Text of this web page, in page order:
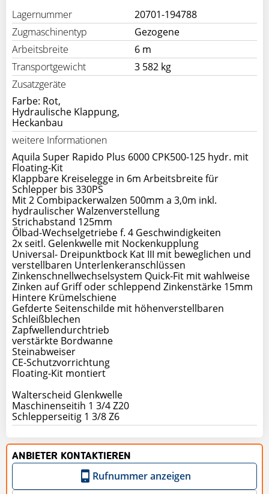
Lagernummer
20701-194788
Zugmaschinentyp
Gezogene
Arbeitsbreite
6 m
Transportgewicht
3 582 kg
Zusatzgeräte
Farbe: Rot,
Hydraulische Klappung,
Heckanbau
weitere Informationen
Aquila Super Rapido Plus 6000 CPK500-125 hydr. mit
Floating-Kit
Klappbare Kreiselegge in 6m Arbeitsbreite für
Schlepper bis 330PS
Mit 2 Combipackerwalzen 500mm a 3,0m inkl.
hydraulischer Walzenverstellung
Strichabstand 125mm
Ölbad-Wechselgetriebe f. 4 Geschwindigkeiten
2x seitl. Gelenkwelle mit Nockenkupplung
Universal- Dreipunktbock Kat III mit beweglichen und
verstellbaren Unterlenkeranschlüssen
Zinkenschnellwechselsystem Quick-Fit mit wahlweise
Zinken auf Griff oder schleppend Zinkenstärke 15mm
Hintere Krümelschiene
Gefderte Seitenschilde mit höhenverstellbaren
Schleißblechen
Zapfwellendurchtrieb
verstärkte Bordwanne
Steinabweiser
CE-Schutzvorrichtung
Floating-Kit montiert
Walterscheid Glenkwelle
Maschinenseitih 1 3/4 Z20
ANBIETER KONTAKTIEREN
Rufnummer anzeigen